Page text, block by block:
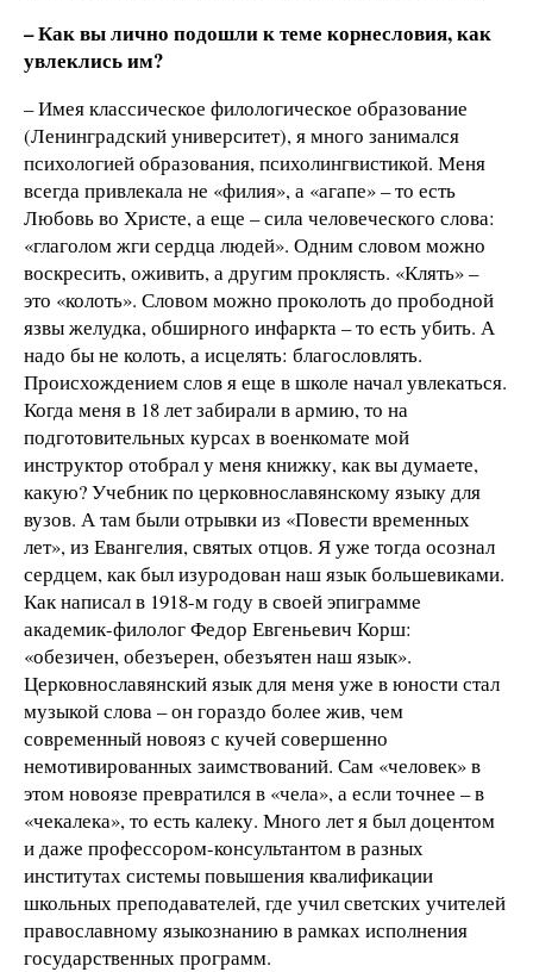
– Как вы лично подошли к теме корнесловия, как
увлеклись им?
– Имея классическое филологическое образование
(Ленинградский университет), я много занимался
психологией образования, психолингвистикой. Меня
всегда привлекала не «филия», а «агапе» – то есть
Любовь во Христе, а еще – сила человеческого слова:
«глаголом жги сердца людей». Одним словом можно
воскресить, оживить, а другим проклясть. «Клять» –
это «колоть». Словом можно проколоть до прободной
язвы желудка, обширного инфаркта – то есть убить. А
надо бы не колоть, а исцелять: благословлять.
Происхождением слов я еще в школе начал увлекаться.
Когда меня в 18 лет забирали в армию, то на
подготовительных курсах в военкомате мой
инструктор отобрал у меня книжку, как вы думаете,
какую? Учебник по церковнославянскому языку для
вузов. А там были отрывки из «Повести временных
лет», из Евангелия, святых отцов. Я уже тогда осознал
сердцем, как был изуродован наш язык большевиками.
Как написал в 1918-м году в своей эпиграмме
академик-филолог Федор Евгеньевич Корш:
«обезичен, обезъерен, обезъятен наш язык».
Церковнославянский язык для меня уже в юности стал
музыкой слова – он гораздо более жив, чем
современный новояз с кучей совершенно
немотивированных заимствований. Сам «человек» в
этом новоязе превратился в «чела», а если точнее – в
«чекалека», то есть калеку. Много лет я был доцентом
и даже профессором-консультантом в разных
институтах системы повышения квалификации
школьных преподавателей, где учил светских учителей
православному языкознанию в рамках исполнения
государственных программ.